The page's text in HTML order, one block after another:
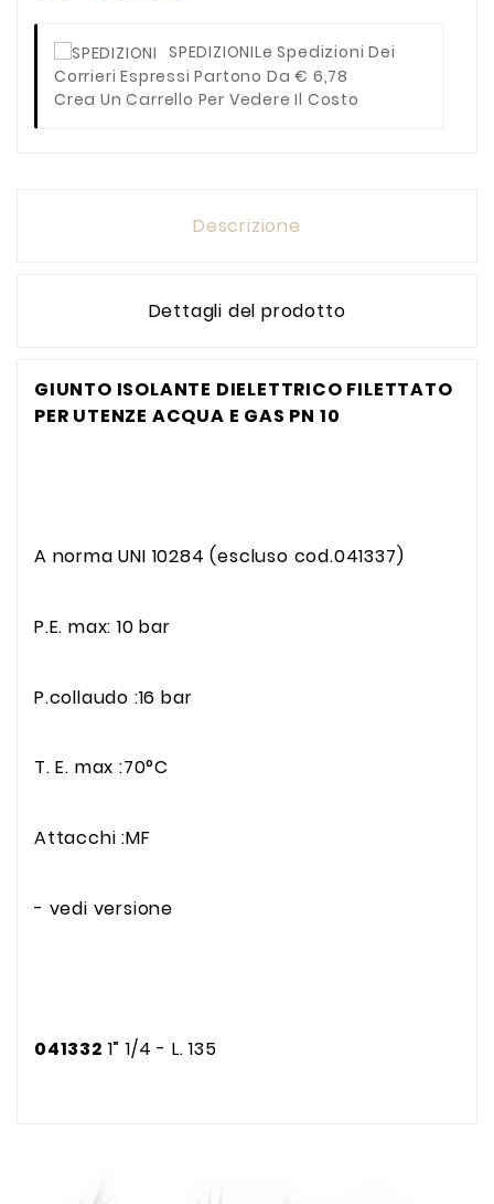
SPEDIZIONILe Spedizioni Dei
Corrieri Espressi Partono Da € 6,78
Crea Un Carrello Per Vedere Il Costo
Descrizione
Dettagli del prodotto
GIUNTO ISOLANTE DIELETTRICO FILETTATO
PER UTENZE ACQUA E GAS PN 10
A norma UNI 10284 (escluso cod.041337)
P.E. max: 10 bar
P.collaudo :16 bar
T. E. max :70°C
Attacchi :MF
- vedi versione
041332 1” 1/4 - L. 135